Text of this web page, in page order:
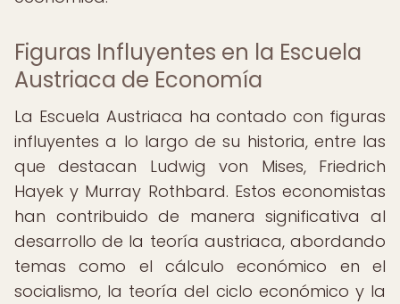
Figuras Influyentes en la Escuela
Austriaca de Economía
La Escuela Austriaca ha contado con figuras
influyentes a lo largo de su historia, entre las
que destacan Ludwig von Mises, Friedrich
Hayek y Murray Rothbard. Estos economistas
han contribuido de manera significativa al
desarrollo de la teoría austriaca, abordando
temas como el cálculo económico en el
socialismo, la teoría del ciclo económico y la